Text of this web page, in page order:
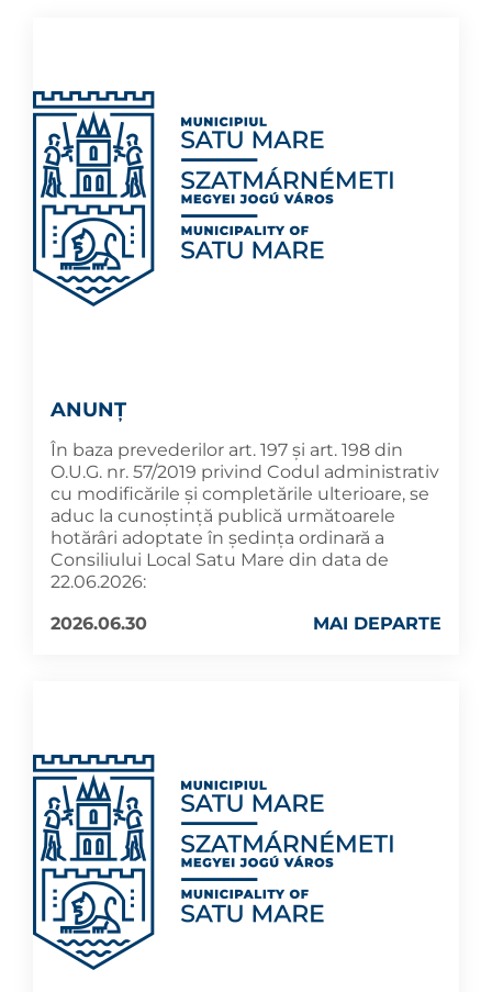
ANUNȚ
În baza prevederilor art. 197 și art. 198 din
O.U.G. nr. 57/2019 privind Codul administrativ
cu modificările și completările ulterioare, se
aduc la cunoştinţă publică următoarele
hotărâri adoptate în şedința ordinară a
Consiliului Local Satu Mare din data de
22.06.2026:
2026.06.30
MAI DEPARTE